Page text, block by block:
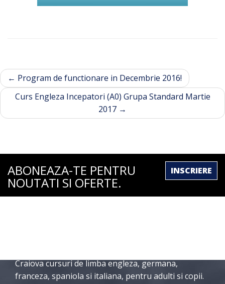
POST
NAVIGATION
← Program de functionare in Decembrie 2016!
Curs Engleza Incepatori (A0) Grupa Standard Martie
2017 →
INSCRIERE
ABONEAZA-TE PENTRU
NOUTATI SI OFERTE.
Craiova cursuri de limba engleza, germana,
franceza, spaniola si italiana, pentru adulti si copii.